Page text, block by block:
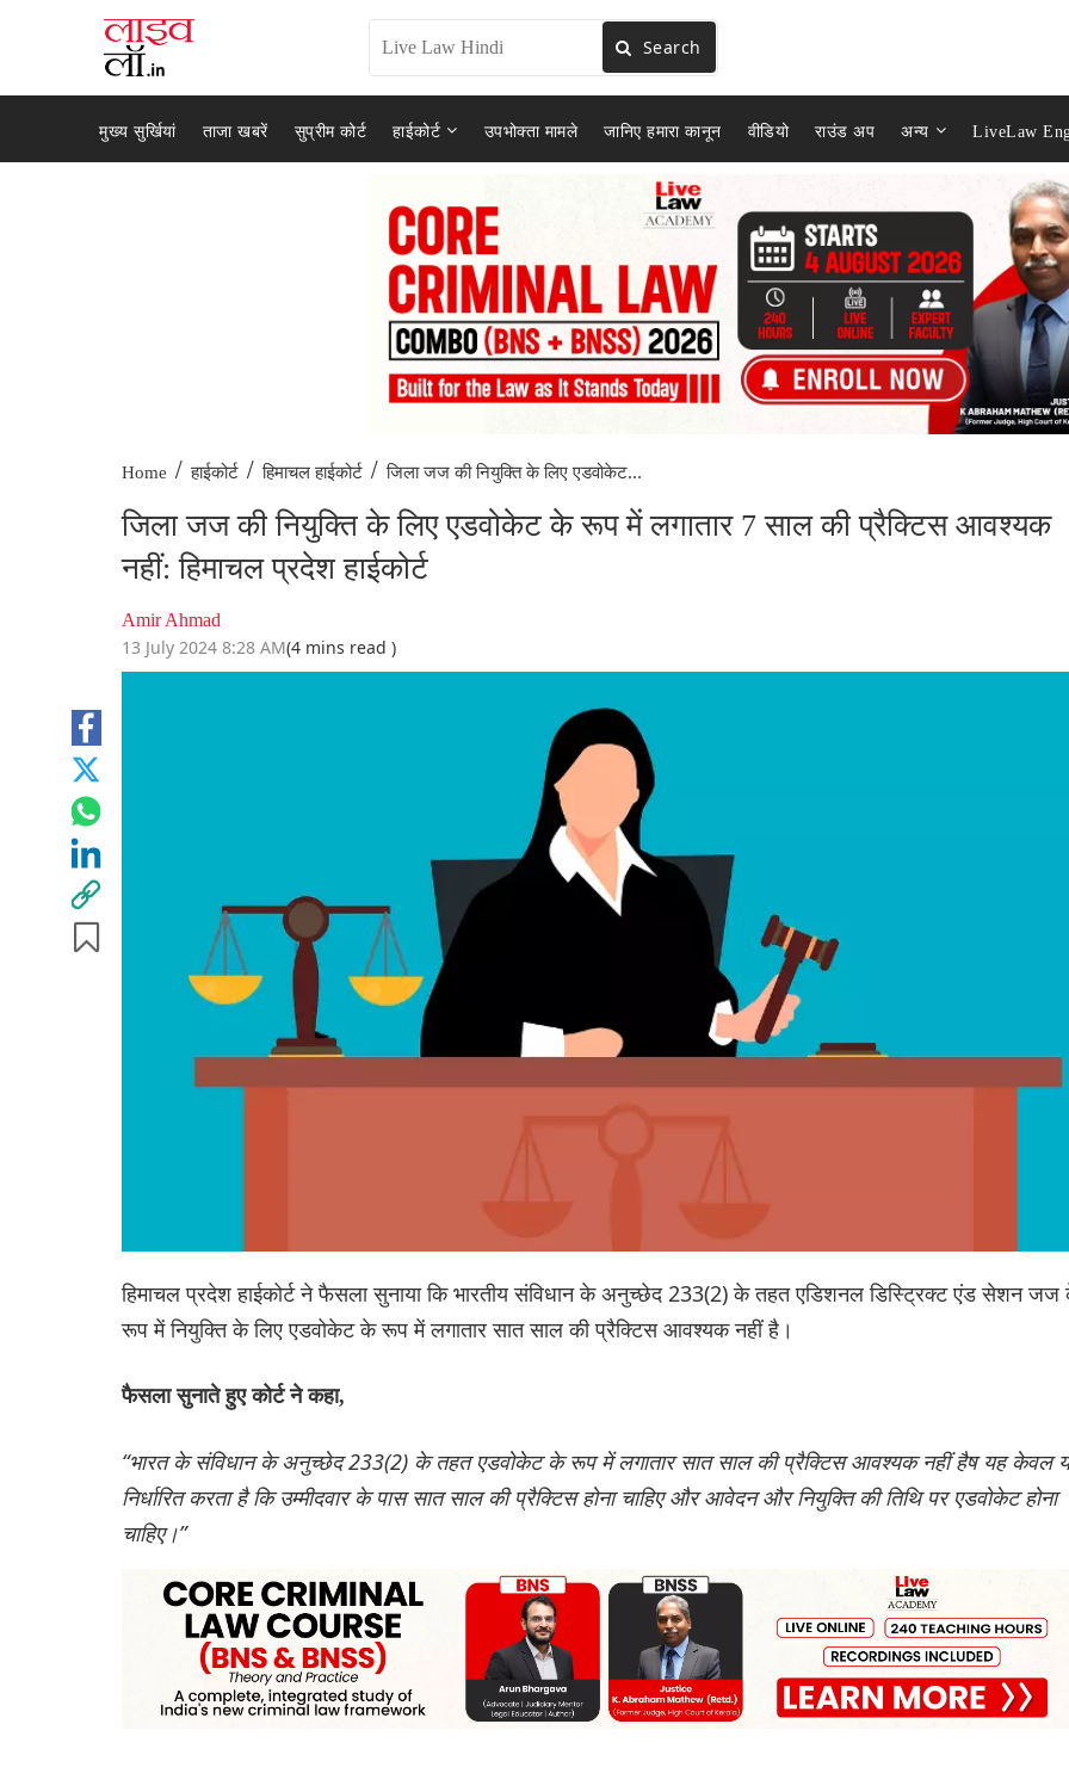
Search
मुख्य सुर्खियां ताजा खबरें सुप्रीम कोर्ट हाईकोर्ट उपभोक्ता मामले जानिए हमारा कानून वीडियो राउंड अप अन्य LiveLaw
Home / हाईकोर्ट / हिमाचल हाईकोर्ट / जिला जज की नियुक्ति के लिए एडवोकेट...
जिला जज की नियुक्ति के लिए एडवोकेट के रूप में लगातार 7 साल की प्रैक्टिस आवश्यक
नहीं: हिमाचल प्रदेश हाईकोर्ट
Amir Ahmad
13 July 2024 8:28 AM(4 mins read )
हिमाचल प्रदेश हाईकोर्ट ने फैसला सुनाया कि भारतीय संविधान के अनुच्छेद 233(2) के तहत एडिशनल डिस्ट्रिक्ट एंड सेशन
रूप में नियुक्ति के लिए एडवोकेट के रूप में लगातार सात साल की प्रैक्टिस आवश्यक नहीं है।
फैसला सुनाते हुए कोर्ट ने कहा,
“भारत के संविधान के अनुच्छेद 233(2) के तहत एडवोकेट के रूप में लगातार सात साल की प्रैक्टिस आवश्यक नहीं हैष यह केवल
निर्धारित करता है कि उम्मीदवार के पास सात साल की प्रैक्टिस होना चाहिए और आवेदन और नियुक्ति की तिथि पर एडवोकेट होना
चाहिए।”